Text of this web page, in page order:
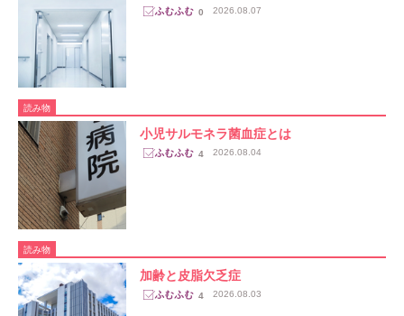
0 2026.08.07
読み物
小児サルモネラ菌血症とは
4 2026.08.04
読み物
加齢と皮脂欠乏症
4 2026.08.03